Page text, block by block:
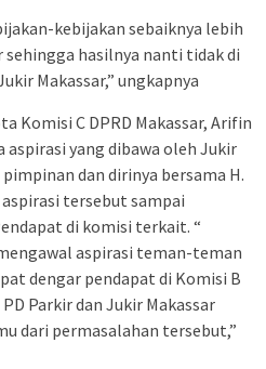
kebijakan sebaiknya lebih
hasilnya nanti tidak di
Makassar,” ungkapnya
Komisi C DPRD Makassar, Arifin
aspirasi yang dibawa oleh Jukir
dan dirinya bersama H.
tersebut sampai
di komisi terkait. “
aspirasi teman-teman
dengar pendapat di Komisi B
Parkir dan Jukir Makassar
dari permasalahan tersebut,”